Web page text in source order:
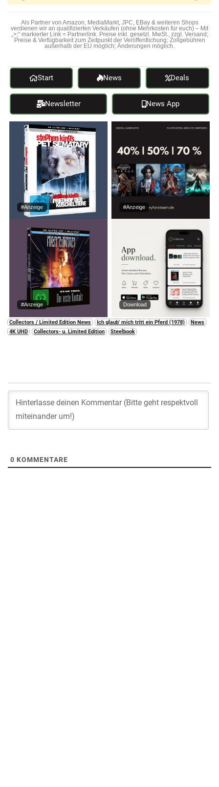
Als Partner von Amazon, MediaMarkt, JPC, EBay & weiteren Shops
verdienen wir an qualifizierten Verkäufen (ohne Mehrkosten für euch) – Mit
„>;“ markierter Link = Partnerlink. Preise inkl. gesetzl. MwSt., zzgl. Versand;
Preise & Verfügbarkeit zum Zeitpunkt der Veröffentlichung; Zollgebühren
außerhalb der EU möglich; Änderungen möglich.
Start News Deals
Newsletter News App
#Anzeige #Anzeige
#Anzeige Download
Collectors / Limited Edition News Ich glaub' mich tritt ein Pferd (1978)
News
4K UHD
Collectors- u. Limited Edition Steelbook
0 KOMMENTARE